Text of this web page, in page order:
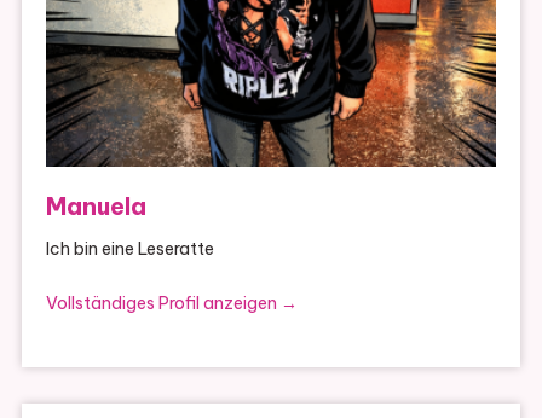
Manuela
Ich bin eine Leseratte
Vollständiges Profil anzeigen →